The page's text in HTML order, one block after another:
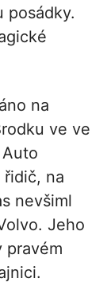
posádky.
na
ve ve
na
nevšiml
Jeho
pravém